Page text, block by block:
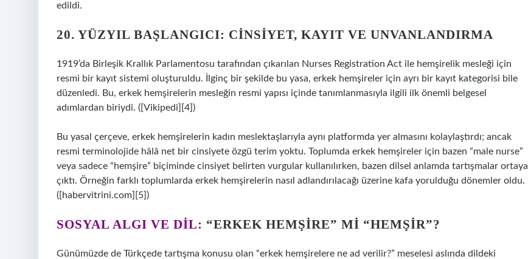
edildi.
20. YÜZYIL BAŞLANGICI: CINSIYET, KAYIT VE UNVANLANDIRMA
1919’da Birleşik Krallık Parlamentosu tarafından çıkarılan Nurses Registration Act ile hemşirelik mesleği için
resmi bir kayıt sistemi oluşturuldu. İlginç bir şekilde bu yasa, erkek hemşireler için ayrı bir kayıt kategorisi bile
düzenledi. Bu, erkek hemşirelerin mesleğin resmi yapısı içinde tanımlanmasıyla ilgili ilk önemli belgesel
adımlardan biriydi. ([Vikipedi][4])
Bu yasal çerçeve, erkek hemşirelerin kadın meslektaşlarıyla aynı platformda yer almasını kolaylaştırdı; ancak
resmi terminolojide hâlâ net bir cinsiyete özgü terim yoktu. Toplumda erkek hemşireler için bazen “male nurse”
veya sadece “hemşire” biçiminde cinsiyet belirten vurgular kullanılırken, bazen dilsel anlamda tartışmalar ortaya
çıktı. Örneğin farklı toplumlarda erkek hemşirelerin nasıl adlandırılacağı üzerine kafa yorulduğu dönemler oldu.
([habervitrini.com][5])
SOSYAL ALGI VE DIL: “ERKEK HEMŞIRE” MI “HEMŞIR”?
Günümüzde de Türkçede tartışma konusu olan “erkek hemşirelere ne ad verilir?” meselesi aslında dildeki